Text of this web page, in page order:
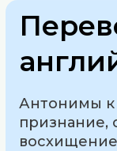
Антонимы к
признание,